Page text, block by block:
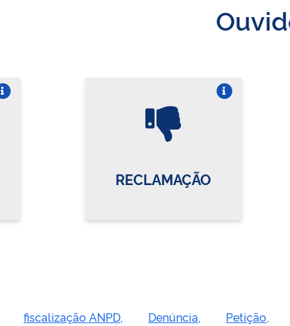
RECLAMAÇÃO
fiscalização ANPD, Denúncia, Petição,